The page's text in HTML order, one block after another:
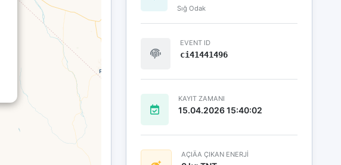
Sığ Odak
EVENT ID
ci41441496
KAYIT ZAMANI
15.04.2026 15:40:02
AÇIÄA ÇIKAN ENERJİ